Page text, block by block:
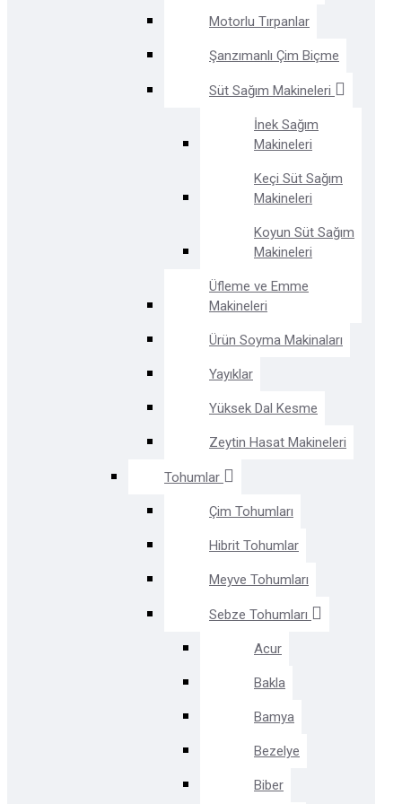
Motorlu Tırpanlar
Şanzımanlı Çim Biçme
Süt Sağım Makineleri
İnek Sağım
Makineleri
Keçi Süt Sağım
Makineleri
Koyun Süt Sağım
Makineleri
Üfleme ve Emme
Makineleri
Ürün Soyma Makinaları
Yayıklar
Yüksek Dal Kesme
Zeytin Hasat Makineleri
Tohumlar
Çim Tohumları
Hibrit Tohumlar
Meyve Tohumları
Sebze Tohumları
Acur
Bakla
Bamya
Bezelye
Biber